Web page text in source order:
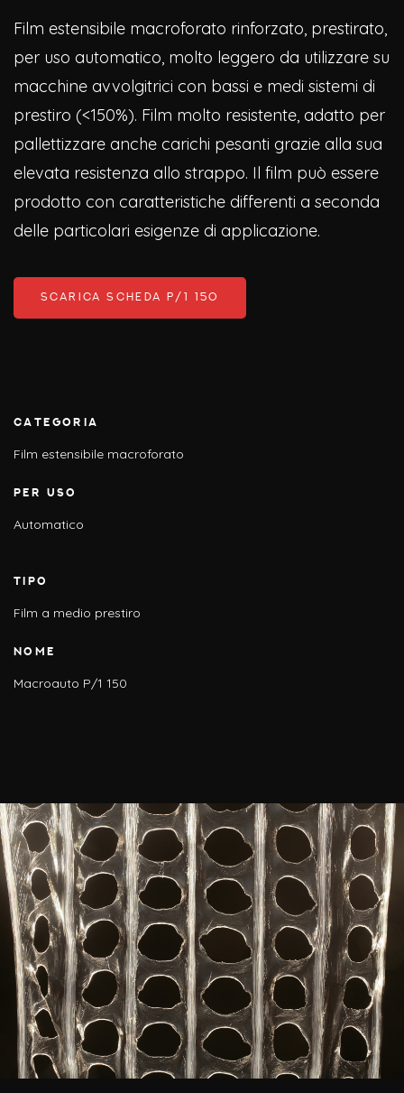
Film estensibile macroforato rinforzato, prestirato,
per uso automatico, molto leggero da utilizzare su
macchine avvolgitrici con bassi e medi sistemi di
prestiro (<150%). Film molto resistente, adatto per
pallettizzare anche carichi pesanti grazie alla sua
elevata resistenza allo strappo. Il film può essere
prodotto con caratteristiche differenti a seconda
delle particolari esigenze di applicazione.
SCARICA SCHEDA P/1 150
CATEGORIA
Film estensibile macroforato
PER USO
Automatico
TIPO
Film a medio prestiro
NOME
Macroauto P/1 150